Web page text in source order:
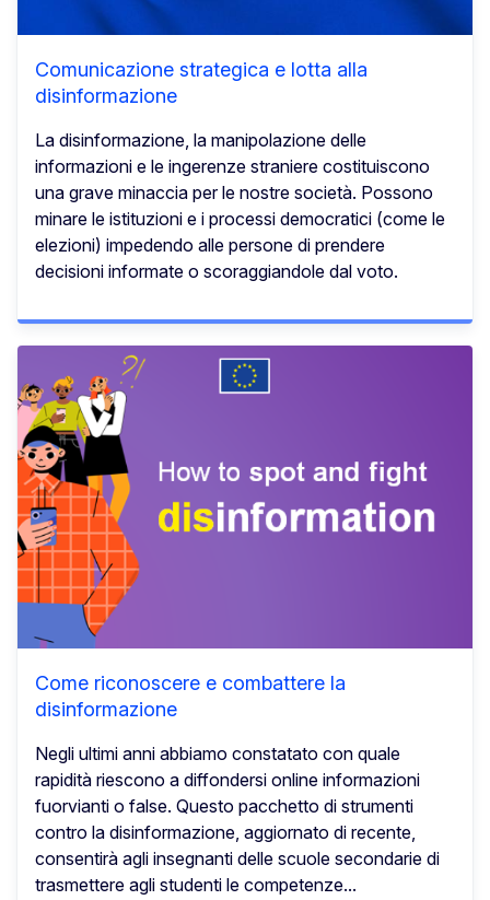
Comunicazione strategica e lotta alla
disinformazione
La disinformazione, la manipolazione delle
informazioni e le ingerenze straniere costituiscono
una grave minaccia per le nostre società. Possono
minare le istituzioni e i processi democratici (come le
elezioni) impedendo alle persone di prendere
decisioni informate o scoraggiandole dal voto.
Come riconoscere e combattere la
disinformazione
Negli ultimi anni abbiamo constatato con quale
rapidità riescono a diffondersi online informazioni
fuorvianti o false. Questo pacchetto di strumenti
contro la disinformazione, aggiornato di recente,
consentirà agli insegnanti delle scuole secondarie di
trasmettere agli studenti le competenze...